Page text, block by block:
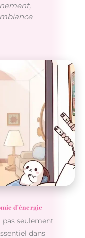
d’énergie
pas seulement
dans